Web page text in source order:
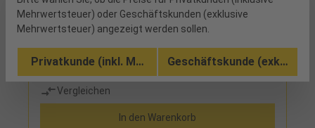
2 verfügbar
Batterien, Drahtfühler und
TransporttascheFunktionen:HOLD, MAX/MIN/AVG,
REL
Vergleichen
In den Warenkorb
Mehrwertsteuer) oder Geschäftskunden (exklusive
Mehrwertsteuer) angezeigt werden sollen.
Privatkunde (inkl. MwSt.) Geschäftskunde (exkl.